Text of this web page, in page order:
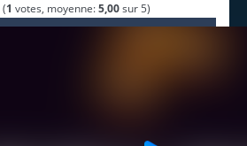
(1 votes, moyenne:5,00sur 5)